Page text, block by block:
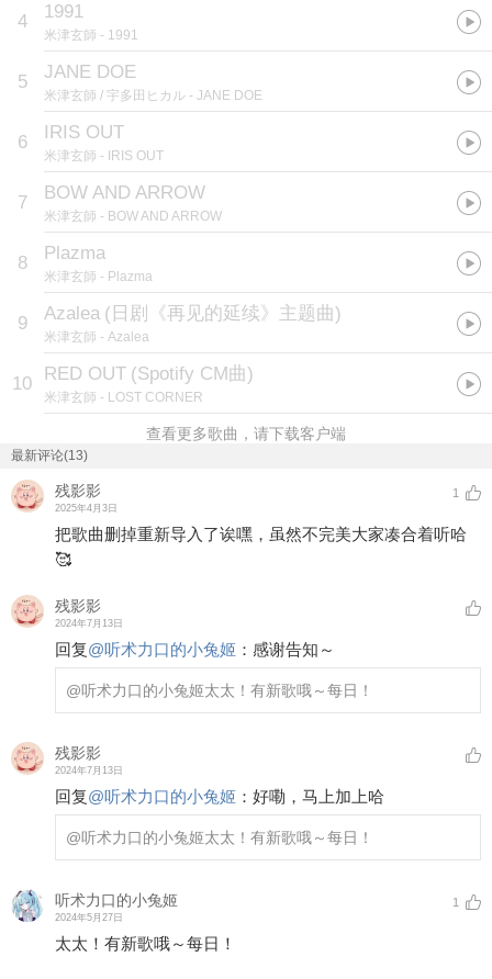
4 1991
米津玄師 - 1991
5 JANE DOE
米津玄師 / 宇多田ヒカル - JANE DOE
6 IRIS OUT
米津玄師 - IRIS OUT
7 BOW AND ARROW
米津玄師 - BOW AND ARROW
8 Plazma
米津玄師 - Plazma
9 Azalea ( 日剧《再见的延续》主题曲)
米津玄師 - Azalea
10 RED OUT (Spotify CM曲)
米津玄師 - LOST CORNER
查看更多歌曲，请下载客户端
最新评论(13)
残影影
2025年4月3日
1
把歌曲删掉重新导入了诶嘿，虽然不完美大家凑合着听哈
🥰
残影影
2024年7月13日
回复@听术力口的小兔姬 ： 感谢告知～
@听术力口的小兔姬太太！有新歌哦～每日！
残影影
2024年7月13日
回复@听术力口的小兔姬 ： 好嘞，马上加上哈
@听术力口的小兔姬太太！有新歌哦～每日！
听术力口的小兔姬
2024年5月27日
1
太太！有新歌哦～每日！